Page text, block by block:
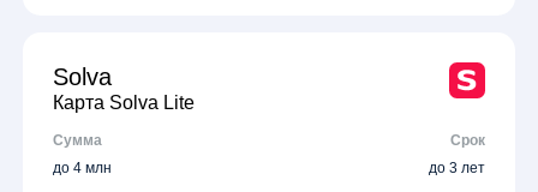
Solva
Карта Solva Lite
Сумма
Срок
до 4 млн
до 3 лет